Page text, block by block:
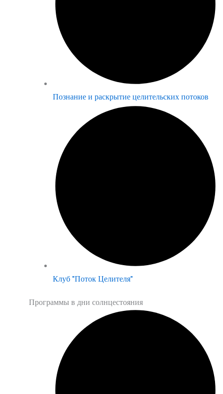
Познание и раскрытие целительских потоков
Клуб "Поток Целителя"
Программы в дни солнцестояния